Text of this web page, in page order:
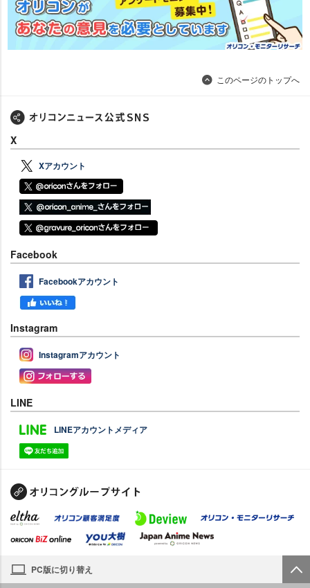
このページのトップへ
X
Xアカウント
Facebook
Facebookアカウント
Instagram
Instagramアカウント
LINE
LINEアカウントメディア
PC版に切り替え